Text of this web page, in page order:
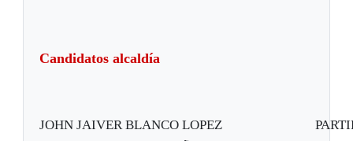
Candidatos alcaldía
JOHN JAIVER BLANCO LOPEZ